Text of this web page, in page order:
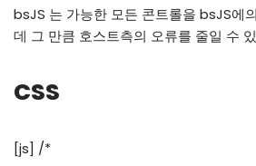
bsJS 는 가능한 모든 콘트롤을 bsJS에
데 그 만큼 호스트측의 오류를 줄일 수
CSS
[js] /*